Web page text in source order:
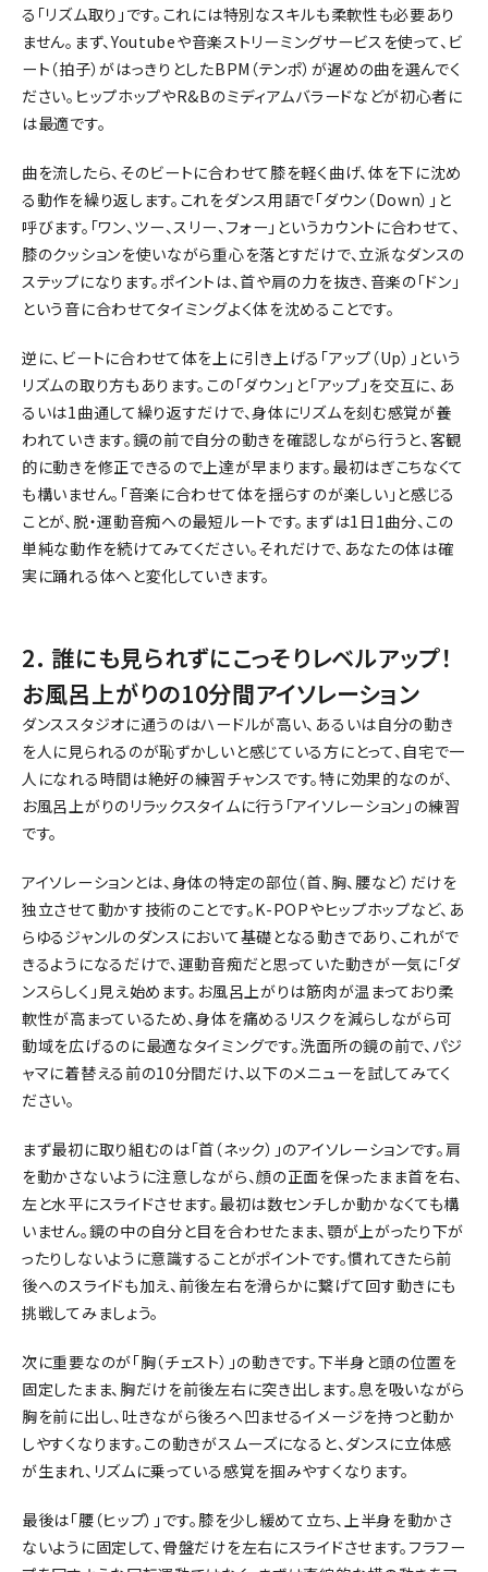
る「リズム取り」です。これには特別なスキルも柔軟性も必要あり
ません。まず、Youtubeや音楽ストリーミングサービスを使って、ビ
ート（拍子）がはっきりとしたBPM（テンポ）が遅めの曲を選んでく
ださい。ヒップホップやR&Bのミディアムバラードなどが初心者に
は最適です。
曲を流したら、そのビートに合わせて膝を軽く曲げ、体を下に沈め
る動作を繰り返します。これをダンス用語で「ダウン（Down）」と
呼びます。「ワン、ツー、スリー、フォー」というカウントに合わせて、
膝のクッションを使いながら重心を落とすだけで、立派なダンスの
ステップになります。ポイントは、首や肩の力を抜き、音楽の「ドン」
という音に合わせてタイミングよく体を沈めることです。
逆に、ビートに合わせて体を上に引き上げる「アップ（Up）」という
リズムの取り方もあります。この「ダウン」と「アップ」を交互に、あ
るいは1曲通して繰り返すだけで、身体にリズムを刻む感覚が養
われていきます。鏡の前で自分の動きを確認しながら行うと、客観
的に動きを修正できるので上達が早まります。最初はぎこちなくて
も構いません。「音楽に合わせて体を揺らすのが楽しい」と感じる
ことが、脱・運動音痴への最短ルートです。まずは1日1曲分、この
単純な動作を続けてみてください。それだけで、あなたの体は確
実に踊れる体へと変化していきます。
2. 誰にも見られずにこっそりレベルアップ！
お風呂上がりの10分間アイソレーション
ダンススタジオに通うのはハードルが高い、あるいは自分の動き
を人に見られるのが恥ずかしいと感じている方にとって、自宅で一
人になれる時間は絶好の練習チャンスです。特に効果的なのが、
お風呂上がりのリラックスタイムに行う「アイソレーション」の練習
です。
アイソレーションとは、身体の特定の部位（首、胸、腰など）だけを
独立させて動かす技術のことです。K-POPやヒップホップなど、あ
らゆるジャンルのダンスにおいて基礎となる動きであり、これがで
きるようになるだけで、運動音痴だと思っていた動きが一気に「ダ
ンスらしく」見え始めます。お風呂上がりは筋肉が温まっており柔
軟性が高まっているため、身体を痛めるリスクを減らしながら可
動域を広げるのに最適なタイミングです。洗面所の鏡の前で、パジ
ャマに着替える前の10分間だけ、以下のメニューを試してみてく
ださい。
まず最初に取り組むのは「首（ネック）」のアイソレーションです。肩
を動かさないように注意しながら、顔の正面を保ったまま首を右、
左と水平にスライドさせます。最初は数センチしか動かなくても構
いません。鏡の中の自分と目を合わせたまま、顎が上がったり下が
ったりしないように意識することがポイントです。慣れてきたら前
後へのスライドも加え、前後左右を滑らかに繋げて回す動きにも
挑戦してみましょう。
次に重要なのが「胸（チェスト）」の動きです。下半身と頭の位置を
固定したまま、胸だけを前後左右に突き出します。息を吸いながら
胸を前に出し、吐きながら後ろへ凹ませるイメージを持つと動か
しやすくなります。この動きがスムーズになると、ダンスに立体感
が生まれ、リズムに乗っている感覚を掴みやすくなります。
最後は「腰（ヒップ）」です。膝を少し緩めて立ち、上半身を動かさ
ないように固定して、骨盤だけを左右にスライドさせます。フラフー